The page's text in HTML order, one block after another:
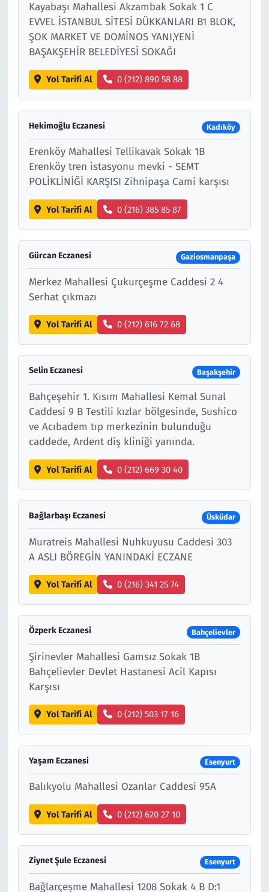
Kayabaşı Mahallesi Akzambak Sokak 1 C
EVVEL İSTANBUL SİTESİ DÜKKANLARI B1 BLOK,
ŞOK MARKET VE DOMİNOS YANI,YENİ
BAŞAKŞEHİR BELEDİYESİ SOKAĞI
Yol Tarifi Al 0 (212) 890 58 88
Hekimoğlu Eczanesi Kadıköy
Erenköy Mahallesi Tellikavak Sokak 1B
Erenköy tren istasyonu mevki - SEMT
POLİKLİNİĞİ KARŞISI Zihnipaşa Cami karşısı
Yol Tarifi Al 0 (216) 385 85 87
Gürcan Eczanesi Gaziosmanpaşa
Merkez Mahallesi Çukurçeşme Caddesi 2 4
Serhat çıkmazı
Yol Tarifi Al 0 (212) 616 72 68
Selin Eczanesi Başakşehir
Bahçeşehir 1. Kısım Mahallesi Kemal Sunal
Caddesi 9 B Testili kızlar bölgesinde, Sushico
ve Acıbadem tıp merkezinin bulunduğu
caddede, Ardent diş kliniği yanında.
Yol Tarifi Al 0 (212) 669 30 40
Bağlarbaşı Eczanesi Üsküdar
Muratreis Mahallesi Nuhkuyusu Caddesi 303
A ASLI BÖREGİN YANINDAKİ ECZANE
Yol Tarifi Al 0 (216) 341 25 74
Özperk Eczanesi Bahçelievler
Şirinevler Mahallesi Gamsız Sokak 1B
Bahçelievler Devlet Hastanesi Acil Kapısı
Karşısı
Yol Tarifi Al 0 (212) 503 17 16
Yaşam Eczanesi Esenyurt
Balıkyolu Mahallesi Ozanlar Caddesi 95A
Yol Tarifi Al 0 (212) 620 27 10
Ziynet Şule Eczanesi Esenyurt
Bağlarçeşme Mahallesi 1208 Sokak 4 B D:1